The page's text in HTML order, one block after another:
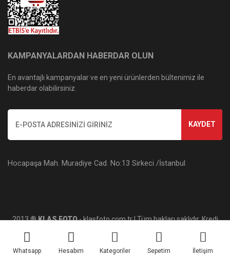
Whatsapp Hesabım Kategoriler Sepetim İletişim
KAMPANYALARDAN HABERDAR OLUN
En avantajlı kampanyalar ve en yeni ürünlerden bültenimiz ile
haberdar olabilirsiniz.
KAYDET
Hocapaşa Mah. Muradiye Cad. No:13 Sirkeci /İstanbul
2013 ®KLAS FOTO- klasfoto.com.tr | Tüm hakları saklıdır. Kredi